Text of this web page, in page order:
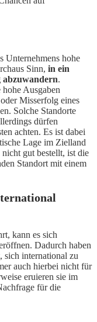
Unternehmens hohe
Sinn, in ein
abzuwandern.
Ausgaben
Misserfolg eines
Solche Standorte
dürfen
achten. Es ist dabei
Lage im Zielland
gut bestellt, ist die
Standort mit einem
kann es sich
Dadurch haben
sich international zu
auch hierbei nicht für
eruieren sie im
für die